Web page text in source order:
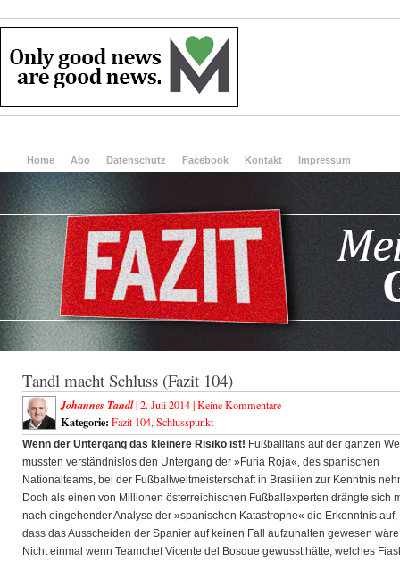
Home Abo Datenschutz Facebook Kontakt Impressum
Tandl macht Schluss (Fazit 104)
Johannes Tandl| 2. Juli 2014 |Keine Kommentare
Kategorie: Fazit 104, Schlusspunkt
Wenn der Untergang das kleinere Risiko ist! Fußballfans auf der ganzen
mussten verständnislos den Untergang der »Furia Roja«, des spanischen
Nationalteams, bei der Fußballweltmeisterschaftin Brasilien zur Kenntnis
Doch als einen von Millionen österreichischen Fußballexperten drängte sich
nach eingehender Analyse der »spanischen Katastrophe« die Erkenntnis auf,
dass das Ausscheiden der Spanier auf keinen Fall aufzuhalten gewesen
Nicht einmal wenn Teamchef Vicente del Bosque gewusst hätte, welches